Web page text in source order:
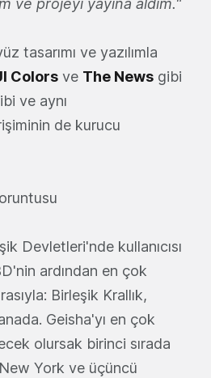
ve projeyi yayına aldim."
tasarımı ve yazılımla
Colors ve The News gibi
ve aynı
de kurucu
Devletleri'nde kullanıcısı
ardından en çok
Birleşik Krallık,
Geisha'yı en çok
olursak birinci sırada
York ve üçüncü